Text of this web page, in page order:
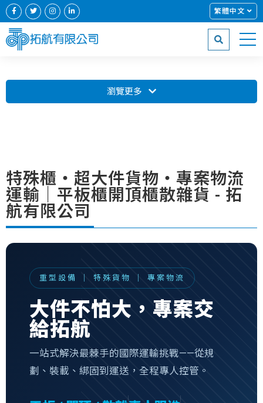
繁體中文
瀏覽更多
特殊櫃・超大件貨物・專案物流
運輸｜平板櫃開頂櫃散雜貨 - 拓
航有限公司
重型設備 ｜ 特殊貨物 ｜ 專案物流
大件不怕大，專案交
給拓航
一站式解決最棘手的國際運輸挑戰——從規
劃、裝載、綁固到運送，全程專人控管。